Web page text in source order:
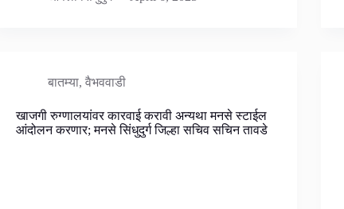
बातम्या,वैभववाडी
खाजगी रुग्णालयांवर कारवाई करावी अन्यथा मनसे स्टाईल
आंदोलन करणार; मनसे सिंधुदुर्ग जिल्हा सचिव सचिन तावडे